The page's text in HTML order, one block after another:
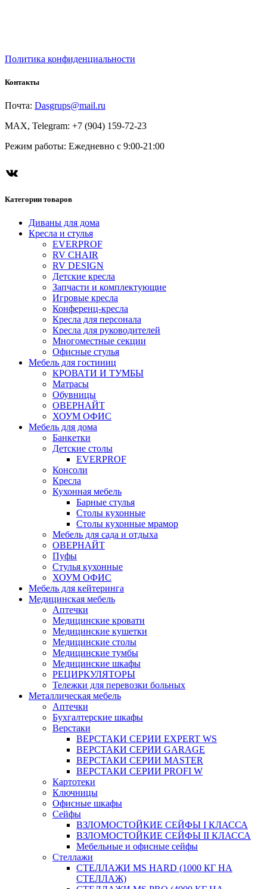
Политика конфиденциальности
Контакты
Почта: Dasgrups@mail.ru
MAX, Telegram: +7 (904) 159-72-23
Режим работы: Ежедневно с 9:00-21:00
ВКонтакте
Категории товаров
Диваны для дома
Кресла и стулья
EVERPROF
RV CHAIR
RV DESIGN
Детские кресла
Запчасти и комплектующие
Игровые кресла
Конференц-кресла
Кресла для персонала
Кресла для руководителей
Многоместные секции
Офисные стулья
Мебель для гостиниц
КРОВАТИ И ТУМБЫ
Матрасы
Обувницы
ОВЕРНАЙТ
ХОУМ ОФИС
Мебель для дома
Банкетки
Детские столы
EVERPROF
Консоли
Кресла
Кухонная мебель
Барные стулья
Столы кухонные
Столы кухонные мрамор
Мебель для сада и отдыха
ОВЕРНАЙТ
Пуфы
Стулья кухонные
ХОУМ ОФИС
Мебель для кейтеринга
Медицинская мебель
Аптечки
Медицинские кровати
Медицинские кушетки
Медицинские столы
Медицинские тумбы
Медицинские шкафы
РЕЦИРКУЛЯТОРЫ
Тележки для перевозки больных
Металлическая мебель
Аптечки
Бухгалтерские шкафы
Верстаки
ВЕРСТАКИ СЕРИИ EXPERT WS
ВЕРСТАКИ СЕРИИ GARAGE
ВЕРСТАКИ СЕРИИ MASTER
ВЕРСТАКИ СЕРИИ PROFI W
Картотеки
Ключницы
Офисные шкафы
Сейфы
ВЗЛОМОСТОЙКИЕ СЕЙФЫ I КЛАССА
ВЗЛОМОСТОЙКИЕ СЕЙФЫ II КЛАССА
Мебельные и офисные сейфы
Стеллажи
СТЕЛЛАЖИ MS HARD (1000 КГ НА
СТЕЛЛАЖ)